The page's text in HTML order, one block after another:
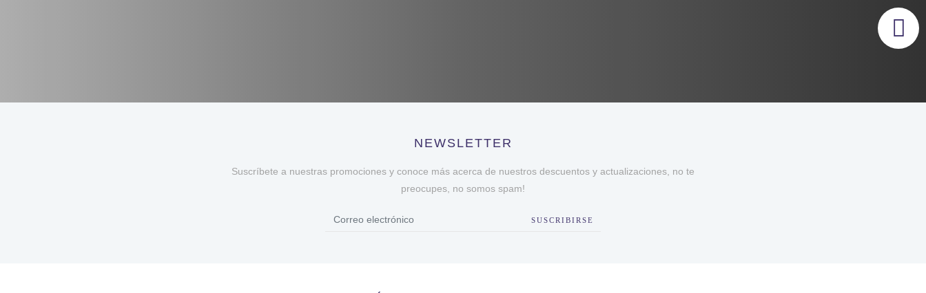
NEWSLETTER
Suscríbete a nuestras promociones y conoce más acerca de nuestros descuentos y actualizaciones, no te
preocupes, no somos spam!
SUSCRIBIRSE